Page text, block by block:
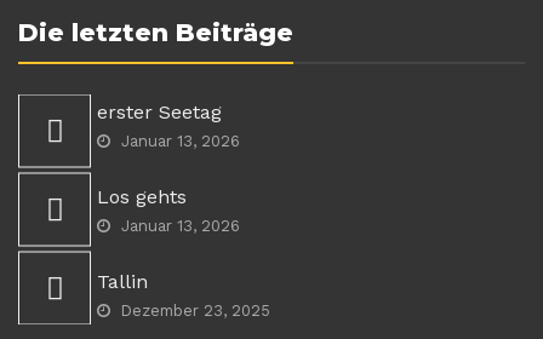
Die letzten Beiträge
erster Seetag
Januar 13, 2026
Los gehts
Januar 13, 2026
Tallin
Dezember 23, 2025